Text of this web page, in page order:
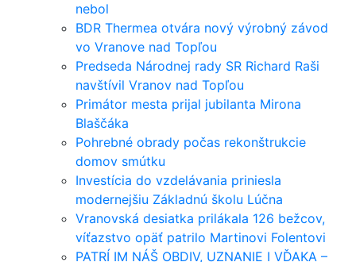
nebol
BDR Thermea otvára nový výrobný závod
vo Vranove nad Topľou
Predseda Národnej rady SR Richard Raši
navštívil Vranov nad Topľou
Primátor mesta prijal jubilanta Mirona
Blaščáka
Pohrebné obrady počas rekonštrukcie
domov smútku
Investícia do vzdelávania priniesla
modernejšiu Základnú školu Lúčna
Vranovská desiatka prilákala 126 bežcov,
víťazstvo opäť patrilo Martinovi Folentovi
PATRÍ IM NÁŠ OBDIV, UZNANIE I VĎAKA –